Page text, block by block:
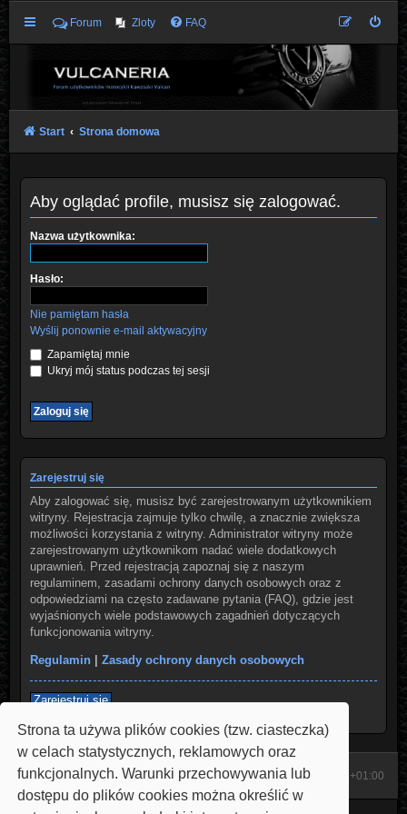
Strona ta używa plików cookies (tzw. ciasteczka)
w celach statystycznych, reklamowych oraz
funkcjonalnych. Warunki przechowywania lub
dostępu do plików cookies można określić w
Forum Zloty FAQ
Start Strona domowa
Aby oglądać profile, musisz się zalogować.
Nazwa użytkownika:
Hasło:
Nie pamiętam hasła
Wyślij ponownie e-mail aktywacyjny
Zapamiętaj mnie
Ukryj mój status podczas tej sesji
Zarejestruj się
Aby zalogować się, musisz być zarejestrowanym użytkownikiem
witryny. Rejestracja zajmuje tylko chwilę, a znacznie zwiększa
możliwości korzystania z witryny. Administrator witryny może
zarejestrowanym użytkownikom nadać wiele dodatkowych
uprawnień. Przed rejestracją zapoznaj się z naszym
regulaminem, zasadami ochrony danych osobowych oraz z
odpowiedziami na często zadawane pytania (FAQ), gdzie jest
wyjaśnionych wiele podstawowych zagadnień dotyczących
funkcjonowania witryny.
Regulamin| Zasady ochrony danych osobowych
Zarejestruj się
Start Strona domowa Strefa czasowa UTC+01:00